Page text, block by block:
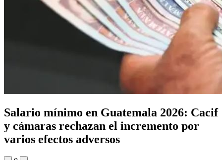
Salario mínimo en Guatemala 2026: Cacif
y cámaras rechazan el incremento por
varios efectos adversos